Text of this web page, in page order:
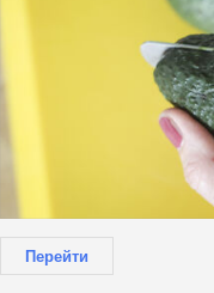
Перейти